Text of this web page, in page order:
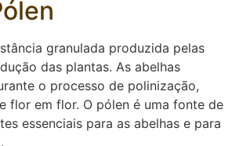
granulada produzida pelas
das plantas. As abelhas
o processo de polinização,
flor em flor. O pólen é uma fonte de
essenciais para as abelhas e para